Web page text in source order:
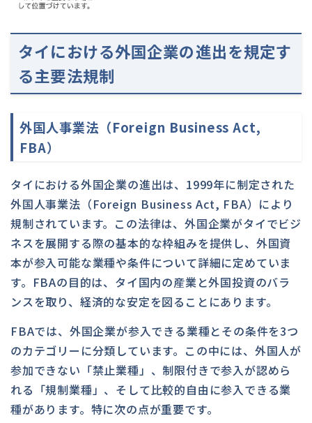
タイにおける外国企業の進出を規定す
る主要法規制
外国人事業法（Foreign Business Act,
FBA）
タイにおける外国企業の進出は、1999年に制定された
外国人事業法（Foreign Business Act, FBA）により
規制されています。この法律は、外国企業がタイでビジ
ネスを展開する際の基本的な枠組みを提供し、外国資
本が参入可能な業種や条件について詳細に定めていま
す。FBAの目的は、タイ国内の産業と外国投資のバラ
ンスを取り、経済的な安定を図ることにあります。
FBAでは、外国企業が参入できる業種とその条件を3つ
のカテゴリーに分類しています。この中には、外国人が
参加できない「禁止業種」、制限付きで参入が認めら
れる「規制業種」、そして比較的自由に参入できる業
種があります。特に次の点が重要です。